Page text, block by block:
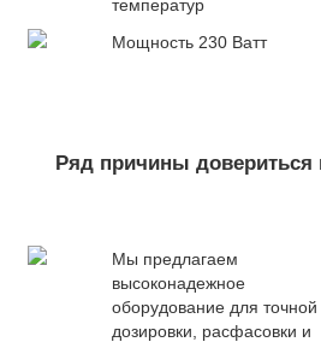
температур
Мощность 230 Ватт
Ряд причины
Мы предлагаем
высоконадежное
оборудование для точной
дозировки, расфасовки и